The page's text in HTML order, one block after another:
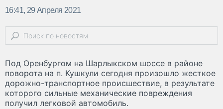
16:41, 29 Апреля 2021
Под Оренбургом на Шарлыкском шоссе в районе
поворота на п. Кушкули сегодня произошло жесткое
дорожно-транспортное происшествие, в результате
которого сильные механические повреждения
получил легковой автомобиль.